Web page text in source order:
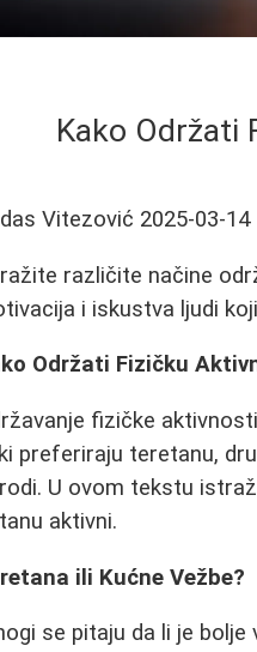
Kako Održati
Vitezović 2025-03-14
različite načine
i iskustva ljudi
Održati Fizičku
fizičke
preferiraju teretanu,
U ovom tekstu
aktivni.
ili Kućne Vežbe?
se pitaju da li je